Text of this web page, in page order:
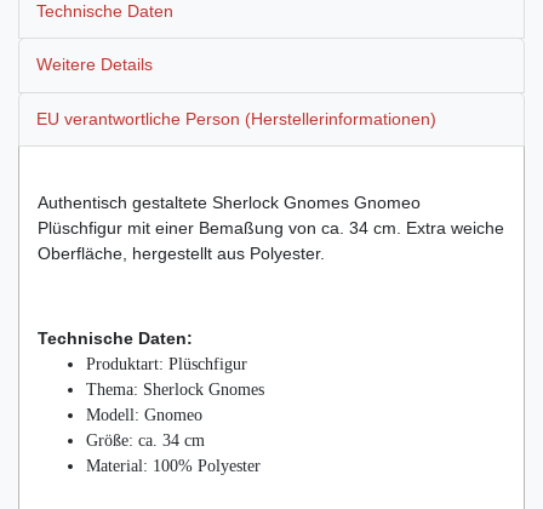
Technische Daten
Weitere Details
EU verantwortliche Person (Herstellerinformationen)
Authentisch gestaltete Sherlock Gnomes Gnomeo
Plüschfigur mit einer Bemaßung von ca. 34 cm. Extra weiche
Oberfläche, hergestellt aus Polyester.
Technische Daten:
Produktart: Plüschfigur
Thema: Sherlock Gnomes
Modell: Gnomeo
Größe: ca. 34 cm
Material: 100% Polyester